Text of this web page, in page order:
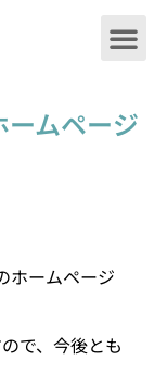
ームページ
ホームページ
で、今後とも